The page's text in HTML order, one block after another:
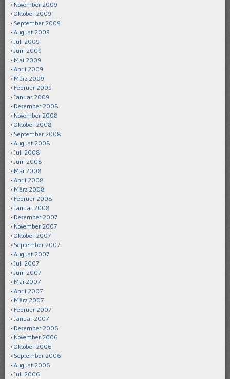
November 2009
Oktober 2009
September 2009
August 2009
Juli 2009
Juni 2009
Mai 2009
April 2009
März 2009
Februar 2009
Januar 2009
Dezember 2008
November 2008
Oktober 2008
September 2008
August 2008
Juli 2008
Juni 2008
Mai 2008
April 2008
März 2008
Februar 2008
Januar 2008
Dezember 2007
November 2007
Oktober 2007
September 2007
August 2007
Juli 2007
Juni 2007
Mai 2007
April 2007
März 2007
Februar 2007
Januar 2007
Dezember 2006
November 2006
Oktober 2006
September 2006
August 2006
Juli 2006